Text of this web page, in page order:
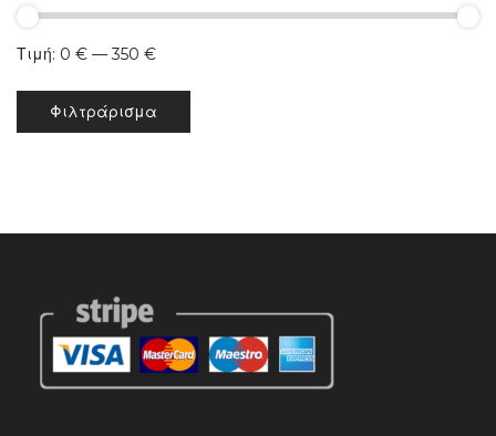
Ελάχιστη
τιμή
Μέγιστη
τιμή
Φιλτράρισμα
Τιμή: 0 € —350 €